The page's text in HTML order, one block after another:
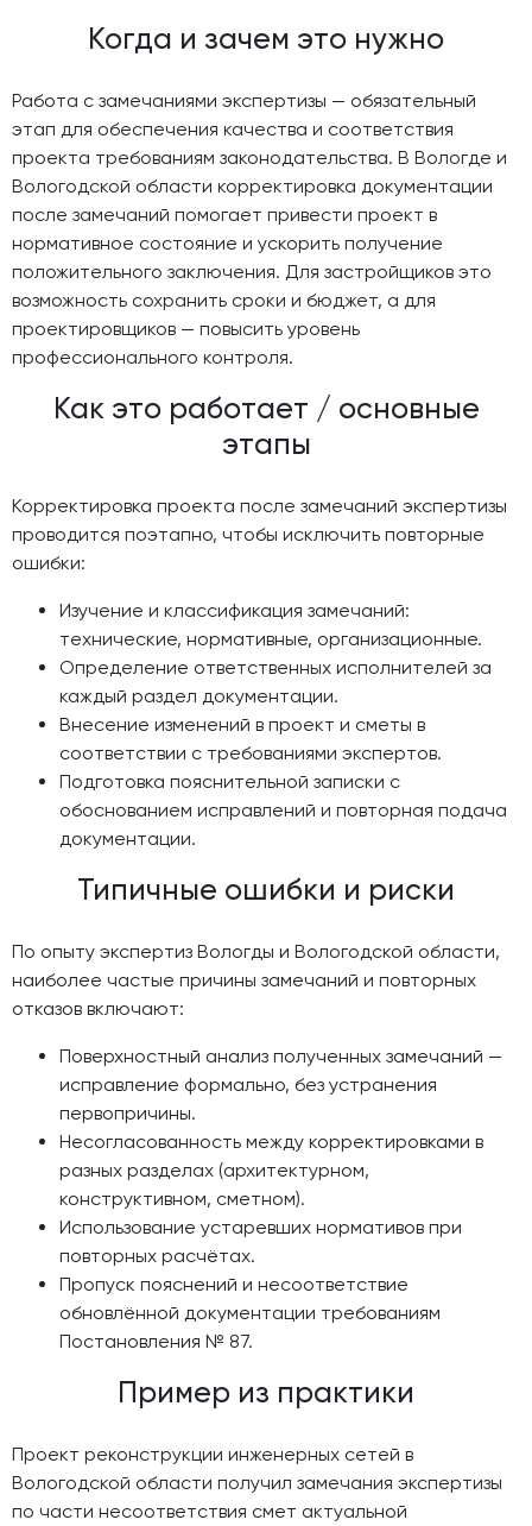
Когда и зачем это нужно
Работа с замечаниями экспертизы — обязательный
этап для обеспечения качества и соответствия
проекта требованиям законодательства. В Вологде и
Вологодской области корректировка документации
после замечаний помогает привести проект в
нормативное состояние и ускорить получение
положительного заключения. Для застройщиков это
возможность сохранить сроки и бюджет, а для
проектировщиков — повысить уровень
профессионального контроля.
Как это работает / основные
этапы
Корректировка проекта после замечаний экспертизы
проводится поэтапно, чтобы исключить повторные
ошибки:
Изучение и классификация замечаний:
технические, нормативные, организационные.
Определение ответственных исполнителей за
каждый раздел документации.
Внесение изменений в проект и сметы в
соответствии с требованиями экспертов.
Подготовка пояснительной записки с
обоснованием исправлений и повторная подача
документации.
Типичные ошибки и риски
По опыту экспертиз Вологды и Вологодской области,
наиболее частые причины замечаний и повторных
отказов включают:
Поверхностный анализ полученных замечаний —
исправление формально, без устранения
первопричины.
Несогласованность между корректировками в
разных разделах (архитектурном,
конструктивном, сметном).
Использование устаревших нормативов при
повторных расчётах.
Пропуск пояснений и несоответствие
обновлённой документации требованиям
Постановления № 87.
Пример из практики
Проект реконструкции инженерных сетей в
Вологодской области получил замечания экспертизы
по части несоответствия смет актуальной